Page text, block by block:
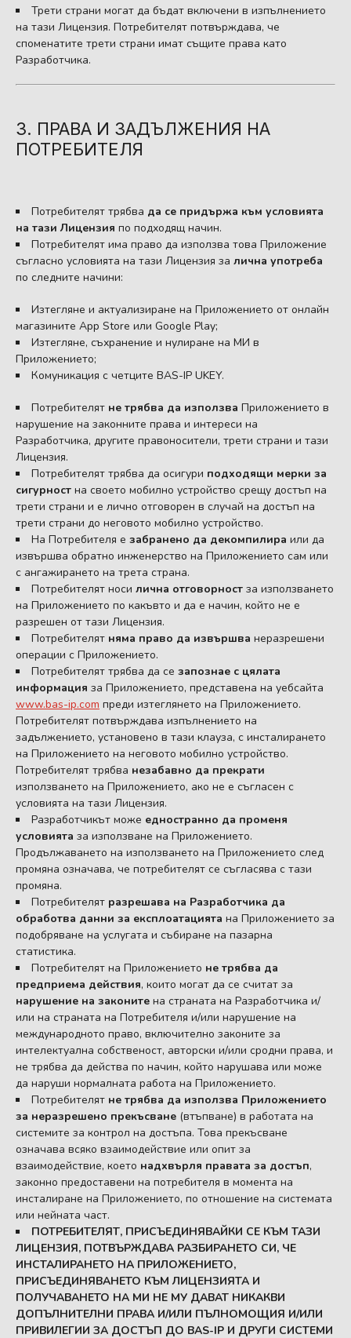
Трети страни могат да бъдат включени в изпълнението
на тази Лицензия. Потребителят потвърждава, че
споменатите трети страни имат същите права като
Разработчика.
3. ПРАВА И ЗАДЪЛЖЕНИЯ НА
ПОТРЕБИТЕЛЯ
Потребителят трябва да се придържа към условията
на тази Лицензия по подходящ начин.
Потребителят има право да използва това Приложение
съгласно условията на тази Лицензия за лична употреба
по следните начини:
Изтегляне и актуализиране на Приложението от онлайн
магазините App Store или Google Play;
Изтегляне, съхранение и нулиране на МИ в
Приложението;
Комуникация с четците BAS-IP UKEY.
Потребителят не трябва да използва Приложението в
нарушение на законните права и интереси на
Разработчика, другите правоносители, трети страни и тази
Лицензия.
Потребителят трябва да осигури подходящи мерки за
сигурност на своето мобилно устройство срещу достъп на
трети страни и е лично отговорен в случай на достъп на
трети страни до неговото мобилно устройство.
На Потребителя е забранено да декомпилира или да
извършва обратно инженерство на Приложението сам или
с ангажирането на трета страна.
Потребителят носи лична отговорност за използването
на Приложението по какъвто и да е начин, който не е
разрешен от тази Лицензия.
Потребителят няма право да извършва неразрешени
операции с Приложението.
Потребителят трябва да се запознае с цялата
информация за Приложението, представена на уебсайта
www.bas-ip.com преди изтеглянето на Приложението.
Потребителят потвърждава изпълнението на
задължението, установено в тази клауза, с инсталирането
на Приложението на неговото мобилно устройство.
Потребителят трябва незабавно да прекрати
използването на Приложението, ако не е съгласен с
условията на тази Лицензия.
Разработчикът може едностранно да променя
условията за използване на Приложението.
Продължаването на използването на Приложението след
промяна означава, че потребителят се съгласява с тази
промяна.
Потребителят разрешава на Разработчика да
обработва данни за експлоатацията на Приложението за
подобряване на услугата и събиране на пазарна
статистика.
Потребителят на Приложението не трябва да
предприема действия, които могат да се считат за
нарушение на законите на страната на Разработчика и/
или на страната на Потребителя и/или нарушение на
международното право, включително законите за
интелектуална собственост, авторски и/или сродни права, и
не трябва да действа по начин, който нарушава или може
да наруши нормалната работа на Приложението.
Потребителят не трябва да използва Приложението
за неразрешено прекъсване (втъпване) в работата на
системите за контрол на достъпа. Това прекъсване
означава всяко взаимодействие или опит за
взаимодействие, което надхвърля правата за достъп,
законно предоставени на потребителя в момента на
инсталиране на Приложението, по отношение на системата
или нейната част.
ПОТРЕБИТЕЛЯТ, ПРИСЪЕДИНЯВАЙКИ СЕ КЪМ ТАЗИ
ЛИЦЕНЗИЯ, ПОТВЪРЖДАВА РАЗБИРАНЕТО СИ, ЧЕ
ИНСТАЛИРАНЕТО НА ПРИЛОЖЕНИЕТО,
ПРИСЪЕДИНЯВАНЕТО КЪМ ЛИЦЕНЗИЯТА И
ПОЛУЧАВАНЕТО НА МИ НЕ МУ ДАВАТ НИКАКВИ
ДОПЪЛНИТЕЛНИ ПРАВА И/ИЛИ ПЪЛНОМОЩИЯ И/ИЛИ
ПРИВИЛЕГИИ ЗА ДОСТЪП ДО BAS-IP И ДРУГИ СИСТЕМИ